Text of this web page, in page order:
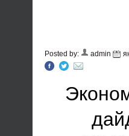
Posted by: admin